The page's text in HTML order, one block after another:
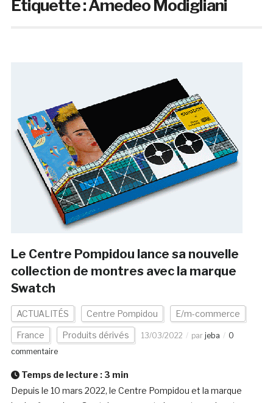
Étiquette :Amedeo Modigliani
Le Centre Pompidou lance sa nouvelle
collection de montres avec la marque
Swatch
ACTUALITÉS Centre Pompidou E/m-commerce
France Produits dérivés 13/03/2022 par jeba
0
commentaire
Temps de lecture : 3 min
Depuis le 10 mars 2022, le Centre Pompidou et la marque